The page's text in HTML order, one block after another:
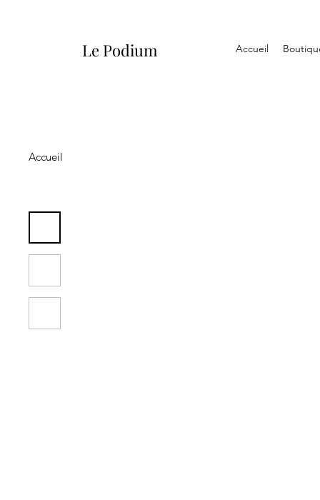
Le Podium Accueil
Accueil